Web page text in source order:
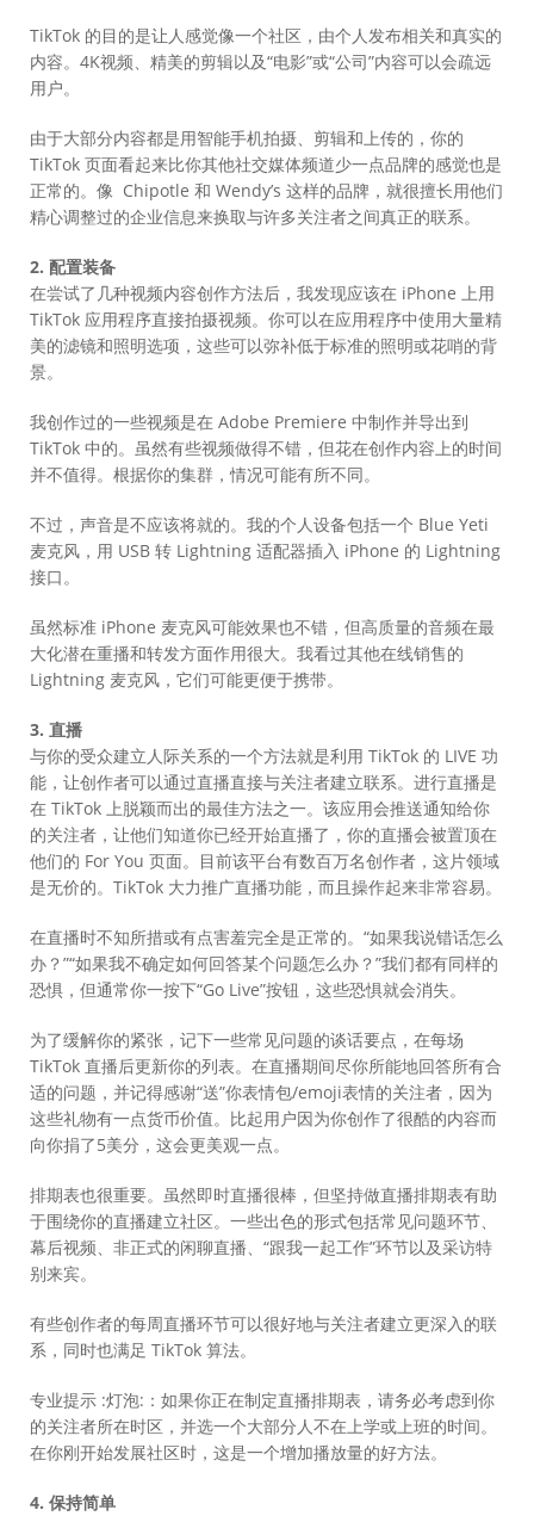
TikTok 的目的是让人感觉像一个社区，由个人发布相关和真实的
内容。4K视频、精美的剪辑以及“电影”或“公司”内容可以会疏远
用户。
由于大部分内容都是用智能手机拍摄、剪辑和上传的，你的
TikTok 页面看起来比你其他社交媒体频道少一点品牌的感觉也是
正常的。像 Chipotle 和 Wendy’s 这样的品牌，就很擅长用他们
精心调整过的企业信息来换取与许多关注者之间真正的联系。
2. 配置装备
在尝试了几种视频内容创作方法后，我发现应该在 iPhone 上用
TikTok 应用程序直接拍摄视频。你可以在应用程序中使用大量精
美的滤镜和照明选项，这些可以弥补低于标准的照明或花哨的背
景。
我创作过的一些视频是在 Adobe Premiere 中制作并导出到
TikTok 中的。虽然有些视频做得不错，但花在创作内容上的时间
并不值得。根据你的集群，情况可能有所不同。
不过，声音是不应该将就的。我的个人设备包括一个 Blue Yeti
麦克风，用 USB 转 Lightning 适配器插入 iPhone 的 Lightning
接口。
虽然标准 iPhone 麦克风可能效果也不错，但高质量的音频在最
大化潜在重播和转发方面作用很大。我看过其他在线销售的
Lightning 麦克风，它们可能更便于携带。
3. 直播
与你的受众建立人际关系的一个方法就是利用 TikTok 的 LIVE 功
能，让创作者可以通过直播直接与关注者建立联系。进行直播是
在 TikTok 上脱颖而出的最佳方法之一。该应用会推送通知给你
的关注者，让他们知道你已经开始直播了，你的直播会被置顶在
他们的 For You 页面。目前该平台有数百万名创作者，这片领域
是无价的。TikTok 大力推广直播功能，而且操作起来非常容易。
在直播时不知所措或有点害羞完全是正常的。“如果我说错话怎么
办？”“如果我不确定如何回答某个问题怎么办？”我们都有同样的
恐惧，但通常你一按下“Go Live”按钮，这些恐惧就会消失。
为了缓解你的紧张，记下一些常见问题的谈话要点，在每场
TikTok 直播后更新你的列表。在直播期间尽你所能地回答所有合
适的问题，并记得感谢“送”你表情包/emoji表情的关注者，因为
这些礼物有一点货币价值。比起用户因为你创作了很酷的内容而
向你捐了5美分，这会更美观一点。
排期表也很重要。虽然即时直播很棒，但坚持做直播排期表有助
于围绕你的直播建立社区。一些出色的形式包括常见问题环节、
幕后视频、非正式的闲聊直播、“跟我一起工作”环节以及采访特
别来宾。
有些创作者的每周直播环节可以很好地与关注者建立更深入的联
系，同时也满足 TikTok 算法。
专业提示 :灯泡:：如果你正在制定直播排期表，请务必考虑到你
的关注者所在时区，并选一个大部分人不在上学或上班的时间。
在你刚开始发展社区时，这是一个增加播放量的好方法。
4. 保持简单